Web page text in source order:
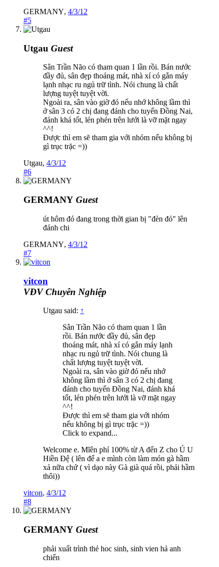
GERMANY, 4/3/12
#5
Utgau Guest
Sân Trần Não có tham quan 1 lần rồi. Bán nước
đầy đủ, sân đẹp thoáng mát, nhà xí có gắn máy
lạnh nhạc ru ngủ trữ tình. Nói chung là chất
lượng tuyệt tuyệt vời.
Ngoài ra, sân vào giờ đó nếu nhớ không lầm thì
ở sân 3 có 2 chị đang đánh cho tuyển Đồng Nai,
đánh khá tốt, lén phén trên lưới là vỡ mặt ngay
^^!
Được thì em sẽ tham gia với nhóm nếu không bị
gì trục trặc =))
Utgau, 4/3/12
#6
GERMANY Guest
út hôm đó đang trong thời gian bị "đèn đỏ" lên
đánh chi
GERMANY, 4/3/12
#7
vitcon
VĐV Chuyên Nghiệp
Utgau said: ↑
Sân Trần Não có tham quan 1 lần
rồi. Bán nước đầy đủ, sân đẹp
thoáng mát, nhà xí có gắn máy lạnh
nhạc ru ngủ trữ tình. Nói chung là
chất lượng tuyệt tuyệt vời.
Ngoài ra, sân vào giờ đó nếu nhớ
không lầm thì ở sân 3 có 2 chị đang
đánh cho tuyển Đồng Nai, đánh khá
tốt, lén phén trên lưới là vỡ mặt ngay
^^!
Được thì em sẽ tham gia với nhóm
nếu không bị gì trục trặc =))
Click to expand...
Welcome e. Mĩên phí 100% từ A đến Z cho Ú U
Hiền Đệ ( lên để a e mình còn làm món gà hầm
xả nữa chứ ( vì dạo này Gà già quá rồi, phải hầm
thôi))
vitcon, 4/3/12
#8
GERMANY Guest
phải xuất trình thẻ hoc sinh, sinh vien hả anh
chiến